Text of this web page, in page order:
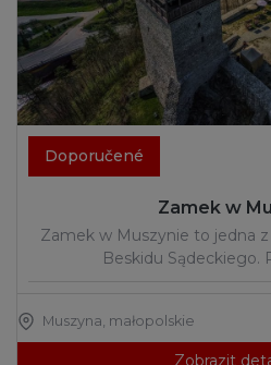
Doporučené
Zamek w
Zamek w Muszynie to jedna
Beskidu Sądeckiego.
Muszyna, małopolskie
Zobrazit